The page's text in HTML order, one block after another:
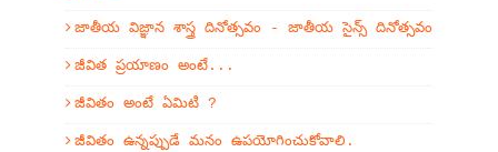
జాతీయ విజ్ఞాన శాస్త్ర దినోత్సవం - జాతీయ సైన్స్ దినోత్సవం
జీవిత ప్రయాణం అంటే...
జీవితం అంటే ఏమిటి ?
జీవితం ఉన్నప్పుడే మనం ఉపయోగించుకోవాలి.